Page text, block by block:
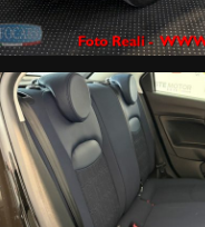
proprietario ) ai nostri
diretto whatsapp
in Italia di 12 mesi ;
finanziaria . Siamo